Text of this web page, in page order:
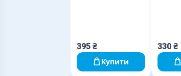
395 ₴
Купити
330 ₴